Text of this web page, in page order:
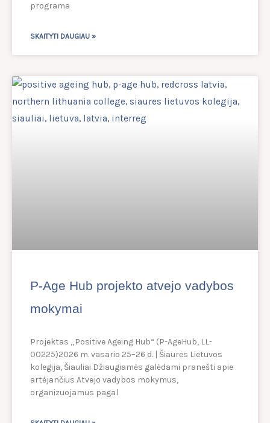
programa
SKAITYTI DAUGIAU »
P-Age Hub projekto atvejo vadybos
mokymai
Projektas „Positive Ageing Hub“ (P-AgeHub, LL-
00225)2026 m. vasario 25–26 d. | Šiaurės Lietuvos
kolegija, Šiauliai Džiaugiamės galėdami pranešti apie
artėjančius Atvejo vadybos mokymus,
organizuojamus pagal